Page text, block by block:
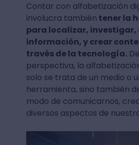
Contar con alfabetización
involucra también tener la
para localizar, investigar,
información, y crear
través de la tecnología.
perspectiva, la
solo se trata de un medio o
herramienta, sino también
modo de comunicarnos,
diversos aspectos de